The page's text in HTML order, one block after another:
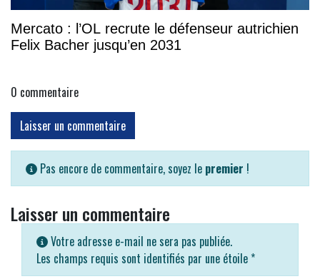
Mercato : l’OL recrute le défenseur autrichien
Felix Bacher jusqu’en 2031
0 commentaire
Laisser un commentaire
Pas encore de commentaire, soyez le premier !
Laisser un commentaire
Votre adresse e-mail ne sera pas publiée.
Les champs requis sont identifiés par une étoile *